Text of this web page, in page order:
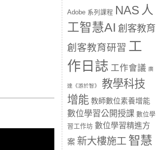
Adobe 系列課程 NAS 人
工智慧AI 創客教育
創客教育研習 工
作日誌 工作會議 廣
達《游於智》
教學科技
增能 教師數位素養增能
數位學習公開授課 數位學
習工作坊 數位學習精進方
案 新大樓施工 智慧